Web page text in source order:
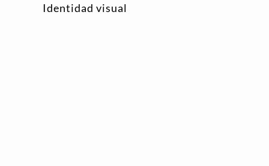
Identidad visual